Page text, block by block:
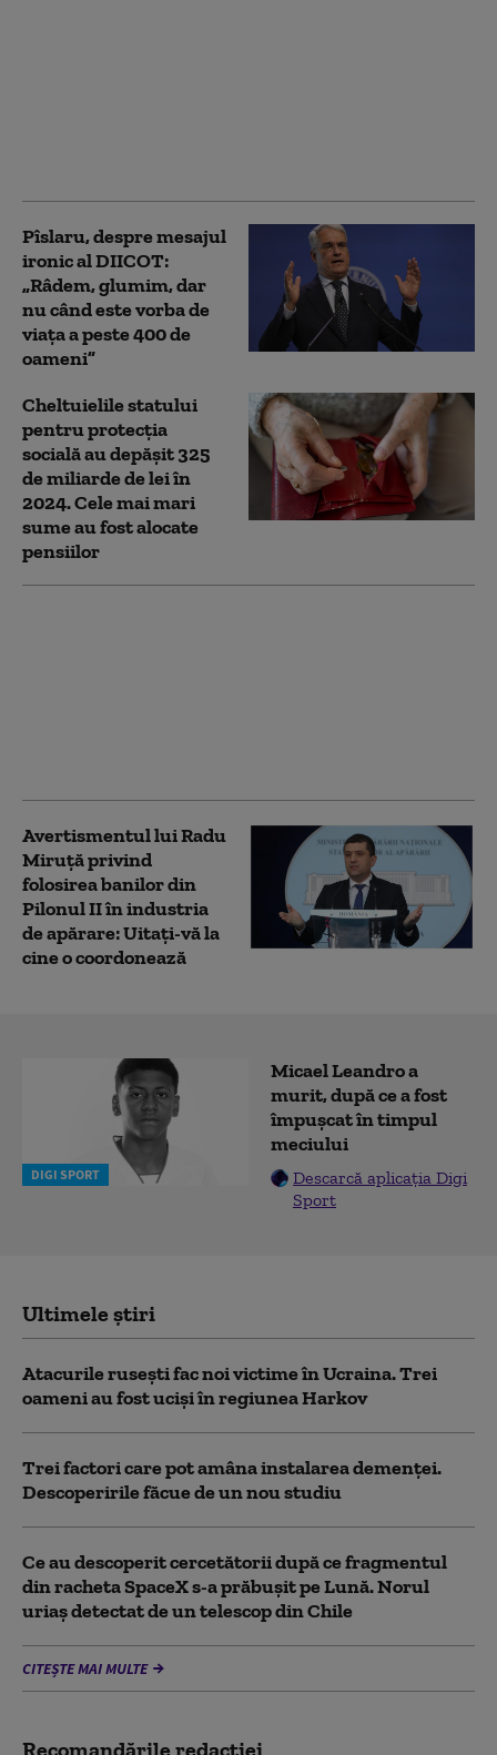
Pîslaru, despre mesajul
ironic al DIICOT:
„Râdem, glumim, dar
nu când este vorba de
viața a peste 400 de
oameni”
Cheltuielile statului
pentru protecția
socială au depășit 325
de miliarde de lei în
2024. Cele mai mari
sume au fost alocate
pensiilor
Avertismentul lui Radu
Miruță privind
folosirea banilor din
Pilonul II în industria
de apărare: Uitați-vă la
cine o coordonează
DIGI SPORT
Micael Leandro a
murit, după ce a fost
împușcat în timpul
meciului
Descarcă aplicația Digi
Sport
Ultimele știri
Atacurile rusești fac noi victime în Ucraina. Trei
oameni au fost uciși în regiunea Harkov
Trei factori care pot amâna instalarea demenţei.
Descoperirile făcue de un nou studiu
Ce au descoperit cercetătorii după ce fragmentul
din racheta SpaceX s-a prăbușit pe Lună. Norul
uriaș detectat de un telescop din Chile
CITEȘTE MAI MULTE